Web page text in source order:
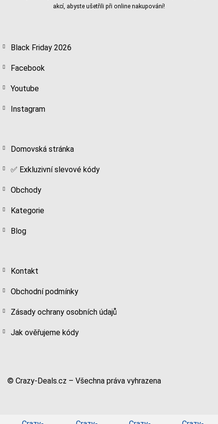
akcí, abyste ušetřili při online nakupování!
Black Friday 2026
Facebook
Youtube
Instagram
Domovská stránka
✅ Exkluzivní slevové kódy
Obchody
Kategorie
Blog
Kontakt
Obchodní podmínky
Zásady ochrany osobních údajů
Jak ověřujeme kódy
© Crazy-Deals.cz – Všechna práva vyhrazena